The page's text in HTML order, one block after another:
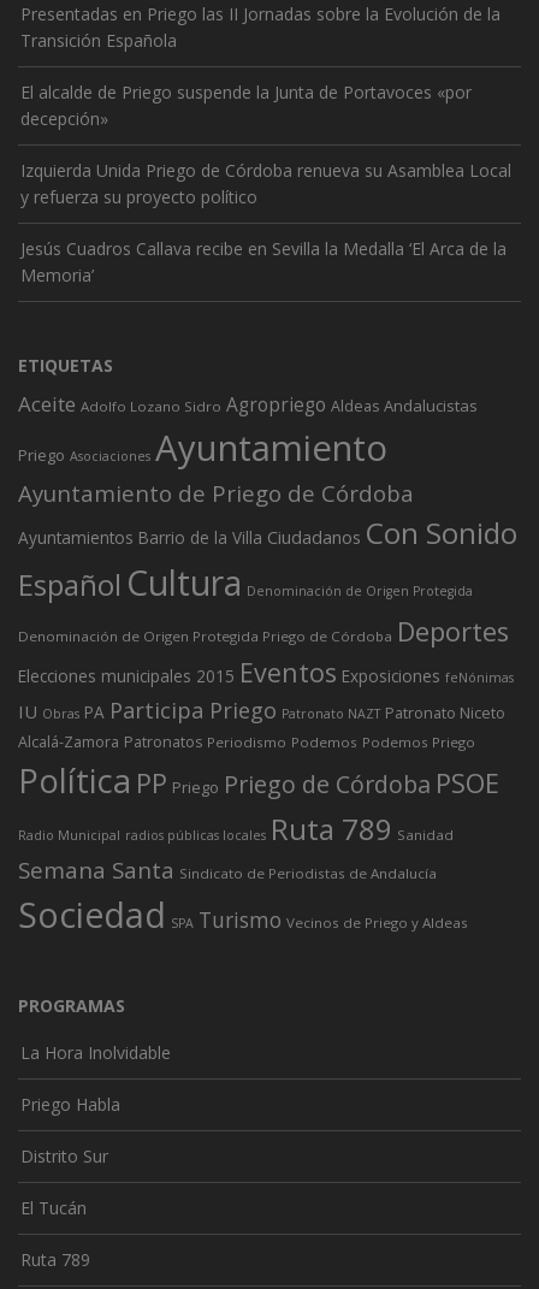
Presentadas en Priego las II Jornadas sobre la Evolución de la
Transición Española
El alcalde de Priego suspende la Junta de Portavoces «por
decepción»
Izquierda Unida Priego de Córdoba renueva su Asamblea Local
y refuerza su proyecto político
Jesús Cuadros Callava recibe en Sevilla la Medalla ‘El Arca de la
Memoria’
ETIQUETAS
Aceite Adolfo Lozano Sidro Agropriego Aldeas Andalucistas
Priego Asociaciones Ayuntamiento
Ayuntamiento de Priego de Córdoba
Ayuntamientos Barrio de la Villa Ciudadanos Con Sonido
Español Cultura Denominación de Origen Protegida
Denominación de Origen Protegida Priego de Córdoba Deportes
Elecciones municipales 2015 Eventos Exposiciones feNónimas
IU Obras PA Participa Priego Patronato NAZT Patronato Niceto
Alcalá-Zamora Patronatos Periodismo Podemos Podemos Priego
Política PP Priego Priego de Córdoba PSOE
Radio Municipal radios públicas locales Ruta 789 Sanidad
Semana Santa Sindicato de Periodistas de Andalucía
Sociedad SPA Turismo Vecinos de Priego y Aldeas
PROGRAMAS
La Hora Inolvidable
Priego Habla
Distrito Sur
El Tucán
Ruta 789